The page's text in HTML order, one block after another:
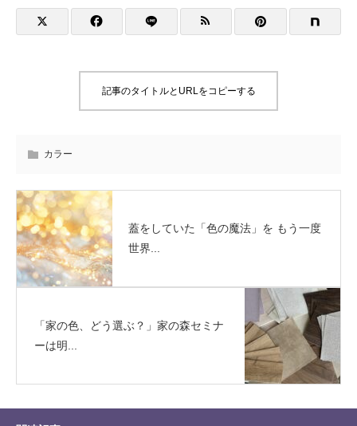
記事のタイトルとURLをコピーする
カラー
蓋をしていた「色の魔法」を もう一度
世界...
「家の色、どう選ぶ？」家の森セミナ
ーは明...